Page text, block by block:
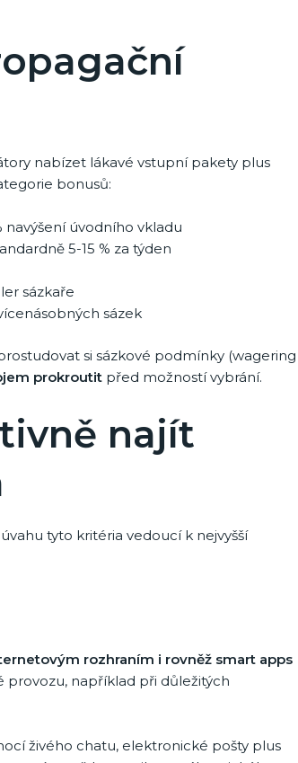
nabízet lákavé vstupní pakety plus
bonusů:
navýšení úvodního vkladu
5-15 % za týden
sázkaře
sázek
si sázkové podmínky (wagering
prokroutit před možností vybrání.
najít
tyto kritéria vedoucí k nejvyšší
rozhraním i rovněž smart apps
například při důležitých
živého chatu, elektronické pošty plus